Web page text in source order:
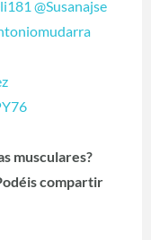
@Susanajse
musculares?
compartir